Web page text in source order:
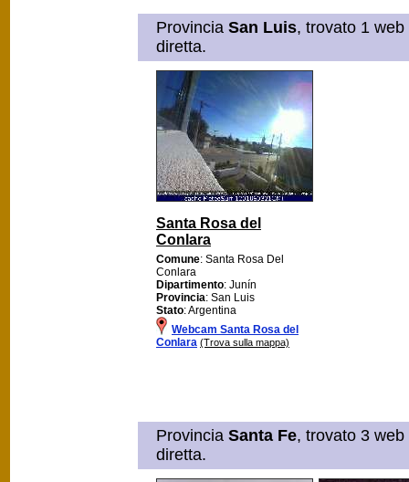
Provincia San Luis, trovato 1
diretta.
Santa Rosa del
Conlara
Comune: Santa Rosa Del
Conlara
Dipartimento: Junín
Provincia: San Luis
Stato: Argentina
Webcam Santa Rosa del
Conlara (Trova sulla mappa)
Provincia Santa Fe, trovato 3
diretta.